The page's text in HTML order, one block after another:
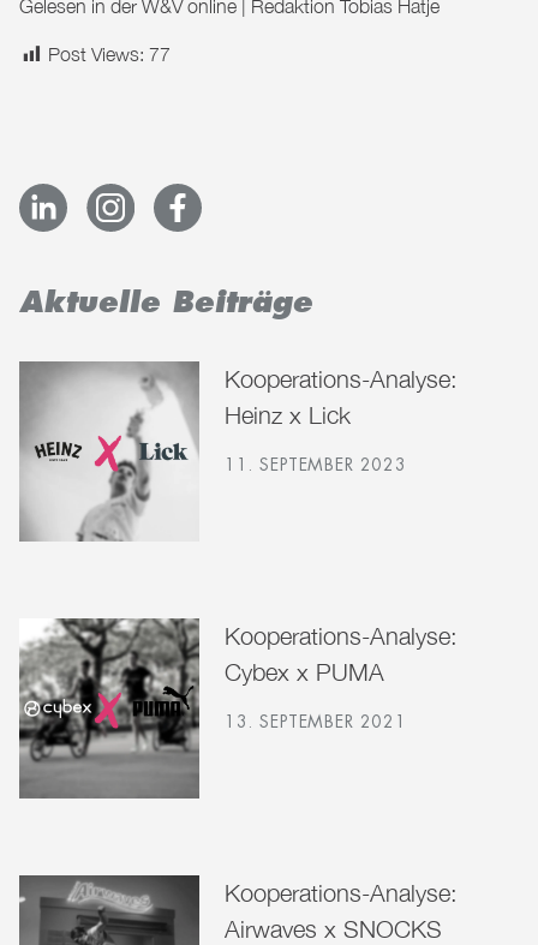
Gelesen in der W&V online | Redaktion Tobias Hatje
Post Views: 77
Aktuelle Beiträge
Kooperations-Analyse:
Heinz x Lick
11. SEPTEMBER 2023
Kooperations-Analyse:
Cybex x PUMA
13. SEPTEMBER 2021
Kooperations-Analyse:
Airwaves x SNOCKS